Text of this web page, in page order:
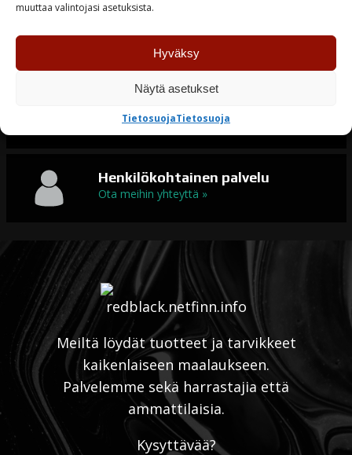
muuttaa valintojasi asetuksista.
Hyväksy
Näytä asetukset
TietosuojaTietosuoja
Tuotteet lähtevät asiakkaalle tilauspäivänä tai
seuraavana
Maalit kaikkeen maalaamiseen
Henkilökohtainen palvelu
Ota meihin yhteyttä »
Meiltä löydät tuotteet ja tarvikkeet
kaikenlaiseen maalaukseen.
Palvelemme sekä harrastajia että
ammattilaisia.
Kysyttävää?